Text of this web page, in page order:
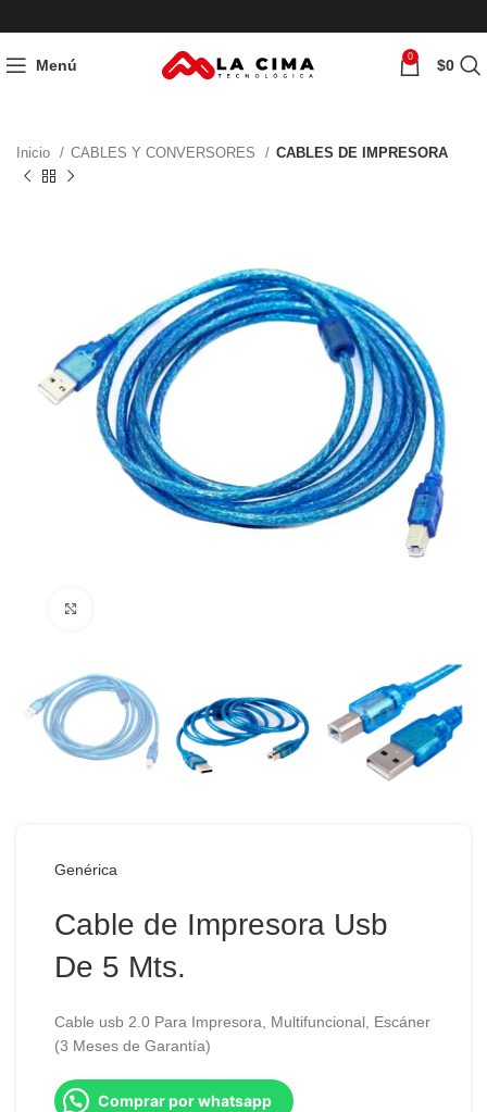
Menú 0 $0
Inicio CABLES Y CONVERSORES CABLES DE IMPRESORA
Genérica
Cable de Impresora Usb
De 5 Mts.
Cable usb 2.0 Para Impresora, Multifuncional, Escáner
(3 Meses de Garantía)
Comprar por whatsapp